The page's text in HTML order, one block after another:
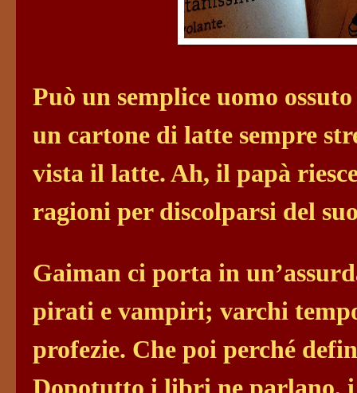
Può un semplice uomo
un cartone di latte sempre
vista il latte. Ah, il papà
ragioni per discolparsi del
Gaiman ci porta in
pirati e vampiri; varchi
profezie. Che poi perché